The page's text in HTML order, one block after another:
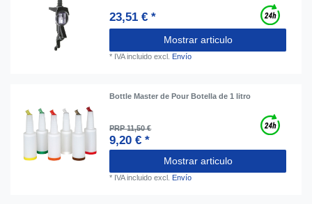
23,51 € *
Mostrar articulo
* IVA incluido excl. Envío
Bottle Master de Pour Botella de 1 litro
PRP 11,50 €
9,20 € *
Mostrar articulo
* IVA incluido excl. Envío